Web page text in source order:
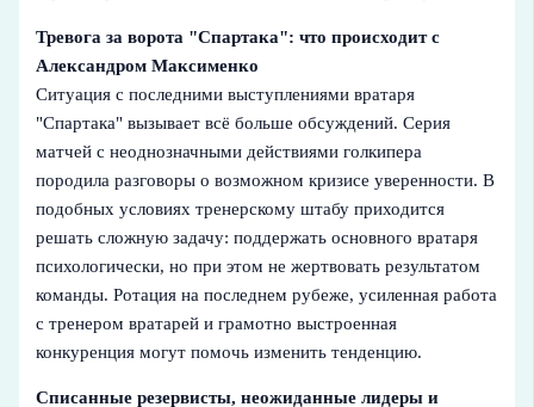
Тревога за ворота "Спартака": что происходит с
Александром Максименко
Ситуация с последними выступлениями вратаря
"Спартака" вызывает всё больше обсуждений. Серия
матчей с неоднозначными действиями голкипера
породила разговоры о возможном кризисе уверенности. В
подобных условиях тренерскому штабу приходится
решать сложную задачу: поддержать основного вратаря
психологически, но при этом не жертвовать результатом
команды. Ротация на последнем рубеже, усиленная работа
с тренером вратарей и грамотно выстроенная
конкуренция могут помочь изменить тенденцию.
Списанные резервисты, неожиданные лидеры и